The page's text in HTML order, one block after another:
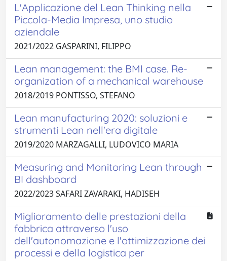
L'Applicazione del Lean Thinking nella
Piccola-Media Impresa, uno studio
aziendale
2021/2022 GASPARINI, FILIPPO
Lean management: the BMI case. Re-
organization of a mechanical warehouse
2018/2019 PONTISSO, STEFANO
Lean manufacturing 2020: soluzioni e
strumenti Lean nell'era digitale
2019/2020 MARZAGALLI, LUDOVICO MARIA
Measuring and Monitoring Lean through
BI dashboard
2022/2023 SAFARI ZAVARAKI, HADISEH
Miglioramento delle prestazioni della
fabbrica attraverso l'uso
dell'autonomazione e l'ottimizzazione dei
processi e della logistica per